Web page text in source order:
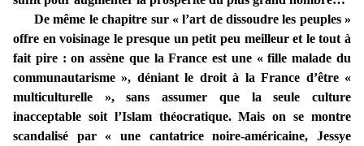
De même le chapitre sur « l’art de dissoudre les peuples »
offre en voisinage le presque un petit peu meilleur et le tout à
fait pire : on assène que la France est une « fille malade du
communautarisme », déniant le droit à la France d’être «
multiculturelle », sans assumer que la seule culture
inacceptable soit l’Islam théocratique. Mais on se montre
scandalisé par « une cantatrice noire-américaine, Jessye